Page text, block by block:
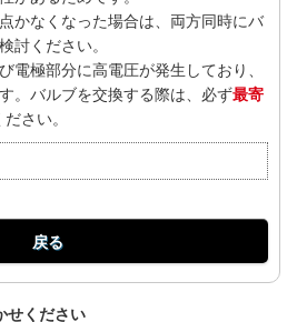
かなくなった場合は、両方同時にバ
討ください。
電極部分に高電圧が発生しており、
。バルブを交換する際は、必ず最寄
さい。
戻る
せください